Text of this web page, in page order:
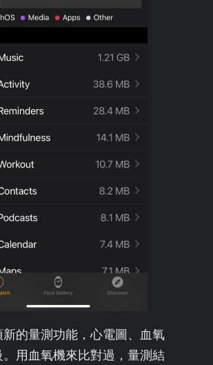
的量測功能，心電圖、血氧
用血氧機來比對過，量測結